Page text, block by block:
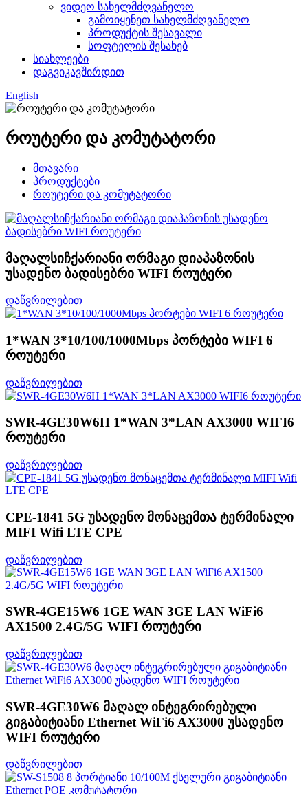
ვიდეო სახელმძღვანელო
გამოიყენეთ სახელმძღვანელო
პროდუქტის შესავალი
სოფტელის შესახებ
სიახლეები
დაგვიკავშირდით
English
როუტერი და კომუტატორი
მთავარი
პროდუქტები
როუტერი და კომუტატორი
მაღალსიჩქარიანი ორმაგი დიაპაზონის
უსადენო ბადისებრი WIFI როუტერი
დაწვრილებით
1*WAN 3*10/100/1000Mbps პორტები WIFI 6
როუტერი
დაწვრილებით
SWR-4GE30W6H 1*WAN 3*LAN AX3000 WIFI6
როუტერი
დაწვრილებით
CPE-1841 5G უსადენო მონაცემთა ტერმინალი
MIFI Wifi LTE CPE
დაწვრილებით
SWR-4GE15W6 1GE WAN 3GE LAN WiFi6
AX1500 2.4G/5G WIFI როუტერი
დაწვრილებით
SWR-4GE30W6 მაღალ ინტეგრირებული
გიგაბიტიანი Ethernet WiFi6 AX3000 უსადენო
WIFI როუტერი
დაწვრილებით